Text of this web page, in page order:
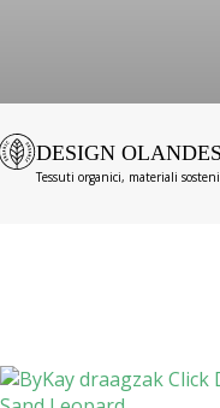
DESIGN
Tessuti organici, materiali